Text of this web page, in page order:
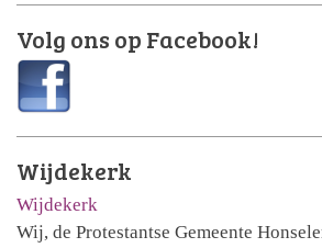
Volg ons op Facebook!
Wijdekerk
Wijdekerk
Wij, de Protestantse Gemeente